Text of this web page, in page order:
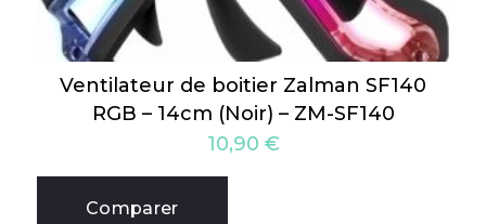
Ventilateur de boitier Zalman SF140
RGB – 14cm (Noir) – ZM-SF140
10,90 €
Comparer